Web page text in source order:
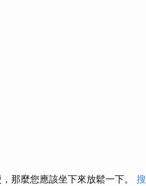
那麼您應該坐下來放鬆一下。